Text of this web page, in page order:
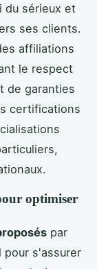
du sérieux et
ses clients.
affiliations
le respect
de garanties
certifications
optimiser
par
s'assurer